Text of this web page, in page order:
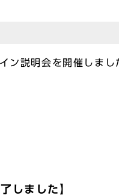
ン説明会を開催しまし
しました】